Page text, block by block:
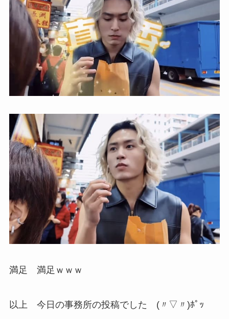
満足 満足ｗｗｗ
以上 今日の事務所の投稿でした (〃▽〃)ﾎﾟｯ